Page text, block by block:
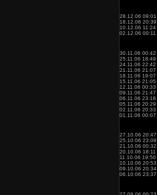
28.12.06 09:01
18.12.06 20:39
10.12.06 11:24
02.12.06 00:11
30.11.06 00:42
25.11.06 18:49
24.11.06 22:42
21.11.06 21:07
18.11.06 19:07
15.11.06 21:05
12.11.06 00:33
09.11.06 21:47
06.11.06 23:18
05.11.06 20:29
02.11.06 20:33
01.11.06 00:07
27.10.06 20:47
25.10.06 23:09
21.10.06 00:32
20.10.06 18:11
11.10.06 19:50
10.10.06 20:53
09.10.06 20:34
06.10.06 23:37